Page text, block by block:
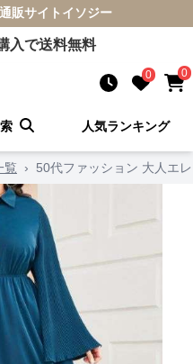
販サイト イソジー
入で送料無料
0 0
人気ランキング
覧 › 50代ファッション 大人エ